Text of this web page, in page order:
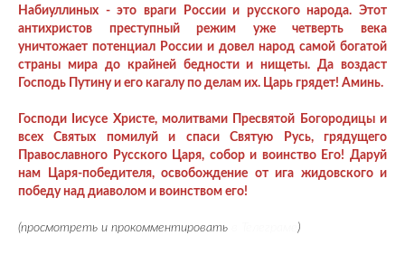
Набиуллиных - это враги России и русского народа. Этот
антихристов преступный режим уже четверть века
уничтожает потенциал России и довел народ самой богатой
страны мира до крайней бедности и нищеты. Да воздаст
Господь Путину и его кагалу по делам их. Царь грядет! Аминь.
Господи Iисусе Христе, молитвами Пресвятой Богородицы и
всех Святых помилуй и спаси Святую Русь, грядущего
Православного Русского Царя, собор и воинство Его! Даруй
нам Царя-победителя, освобождение от ига жидовского и
победу над диаволом и воинством его!
(просмотреть и прокомментировать )